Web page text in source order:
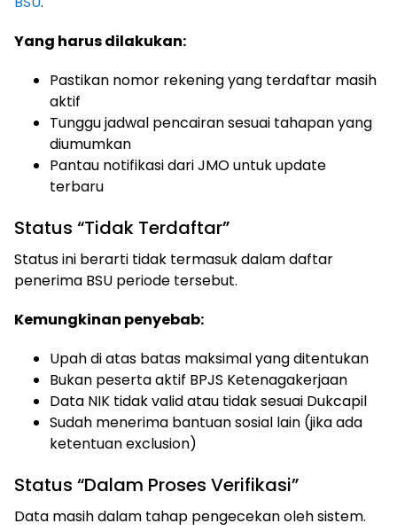
Yang harus dilakukan:
Pastikan nomor rekening yang terdaftar masih
aktif
Tunggu jadwal pencairan sesuai tahapan yang
diumumkan
Pantau notifikasi dari JMO untuk update
terbaru
Status “Tidak Terdaftar”
Status ini berarti tidak termasuk dalam daftar
penerima BSU periode tersebut.
Kemungkinan penyebab:
Upah di atas batas maksimal yang ditentukan
Bukan peserta aktif BPJS Ketenagakerjaan
Data NIK tidak valid atau tidak sesuai Dukcapil
Sudah menerima bantuan sosial lain (jika ada
ketentuan exclusion)
Status “Dalam Proses Verifikasi”
Data masih dalam tahap pengecekan oleh sistem.